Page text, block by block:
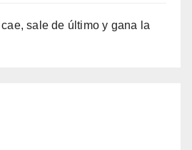
sale de último y gana la